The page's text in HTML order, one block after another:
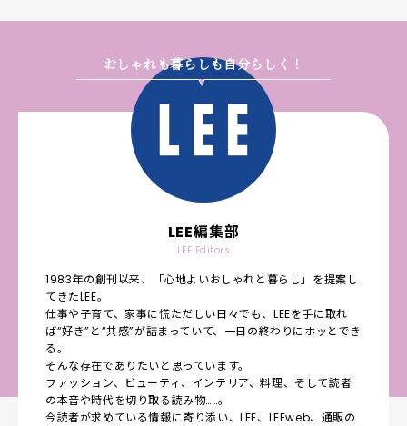
おしゃれも暮らしも自分らしく！
LEE編集部
LEE Editors
1983年の創刊以来、「心地よいおしゃれと暮らし」を提案し
てきたLEE。
仕事や子育て、家事に慌ただしい日々でも、LEEを手に取れ
ば“好き”と“共感”が詰まっていて、一日の終わりにホッとでき
る。
そんな存在でありたいと思っています。
ファッション、ビューティ、インテリア、料理、そして読者
の本音や時代を切り取る読み物……。
今読者が求めている情報に寄り添い、LEE、LEEweb、通販の